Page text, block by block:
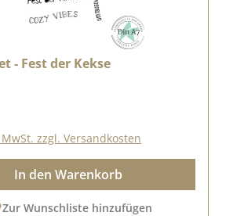
- Fest der Kekse
zzgl. Versandkosten
In den Warenkorb
Zur Wunschliste hinzufügen